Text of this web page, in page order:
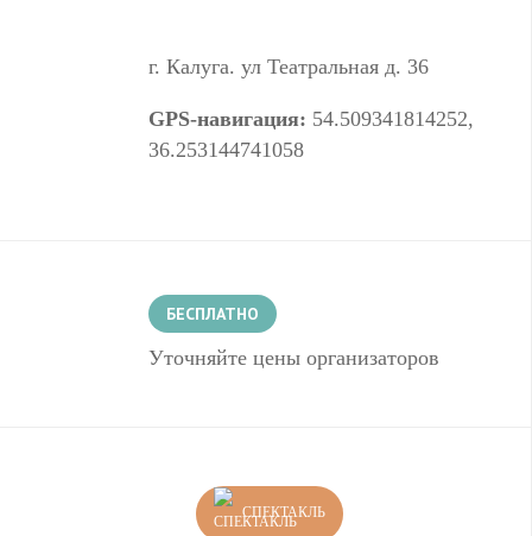
г. Калуга. ул Театральная д. 36
GPS-навигация: 54.509341814252,
36.253144741058
БЕСПЛАТНО
Уточняйте цены организаторов
СПЕКТАКЛЬ